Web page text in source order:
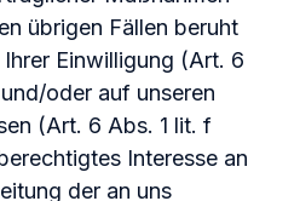
übrigen Fällen beruht
Einwilligung (Art. 6
oder auf unseren
(Art. 6 Abs. 1 lit. f
Interesse an
der an uns